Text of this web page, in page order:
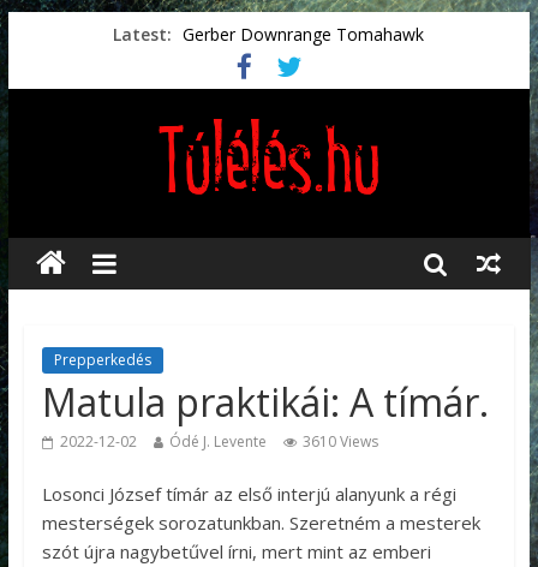
Latest: Gerber Downrange Tomahawk
Vészhelyzeti élelmiszerek
Svéd vészhelyzeti tájékoztató.
Vészhelyzetkezelés
Préselt törlőkendők
Prepperkedés
Matula praktikái: A tímár.
2022-12-02 Ódé J. Levente 3610 Views
Losonci József tímár az első interjú alanyunk a régi
mesterségek sorozatunkban. Szeretném a mesterek
szót újra nagybetűvel írni, mert mint az emberi